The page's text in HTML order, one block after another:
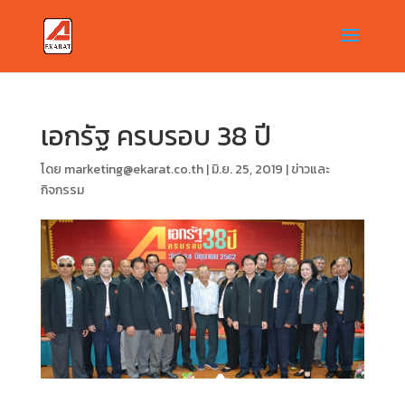
เอกรัฐ ครบรอบ 38 ปี
โดย marketing@ekarat.co.th|มิ.ย. 25, 2019 |ข่าวและ
กิจกรรม